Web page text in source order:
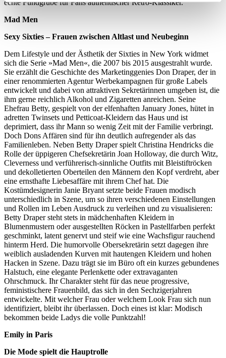
echte Fundgrube für Fans authentischer Retro-Klassiker.
Mad Men
Sexy Sixties – Frauen zwischen Altlast und Neubeginn
Dem Lifestyle und der Ästhetik der Sixties in New York widmet
sich die Serie »Mad Men«, die 2007 bis 2015 ausgestrahlt wurde.
Sie erzählt die Geschichte des Marketinggenies Don Draper, der in
einer renommierten Agentur Werbekampagnen für große Labels
entwickelt und dabei von attraktiven Sekretärinnen umgeben ist, die
ihm gerne reichlich Alkohol und Zigaretten anreichen. Seine
Ehefrau Betty, gespielt von der elfenhaften January Jones, hütet in
adretten Twinsets und Petticoat-Kleidern das Haus und ist
deprimiert, dass ihr Mann so wenig Zeit mit der Familie verbringt.
Doch Dons Affären sind für ihn deutlich aufregender als das
Familienleben. Neben Betty Draper spielt Christina Hendricks die
Rolle der üppigeren Chefsekretärin Joan Holloway, die durch Witz,
Cleverness und verführerisch-sinnliche Outfits mit Bleistiftröcken
und dekolletierten Oberteilen den Männern den Kopf verdreht, aber
eine ernsthafte Liebesaffäre mit ihrem Chef hat. Die
Kostümdesignerin Janie Bryant setzte beide Frauen modisch
unterschiedlich in Szene, um so ihren verschiedenen Einstellungen
und Rollen im Leben Ausdruck zu verleihen und zu visualisieren:
Betty Draper steht stets in mädchenhaften Kleidern in
Blumenmustern oder ausgestellten Röcken in Pastellfarben perfekt
geschminkt, latent genervt und steif wie eine Wachsfigur rauchend
hinterm Herd. Die humorvolle Obersekretärin setzt dagegen ihre
weiblich ausladenden Kurven mit hautengen Kleidern und hohen
Hacken in Szene. Dazu trägt sie im Büro oft ein kurzes gebundenes
Halstuch, eine elegante Perlenkette oder extravaganten
Ohrschmuck. Ihr Charakter steht für das neue progressive,
feministischere Frauenbild, das sich in den Sechzigerjahren
entwickelte. Mit welcher Frau oder welchem Look Frau sich nun
identifiziert, bleibt ihr überlassen. Doch eines ist klar: Modisch
bekommen beide Ladys die volle Punktzahl!
Emily in Paris
Die Mode spielt die Hauptrolle